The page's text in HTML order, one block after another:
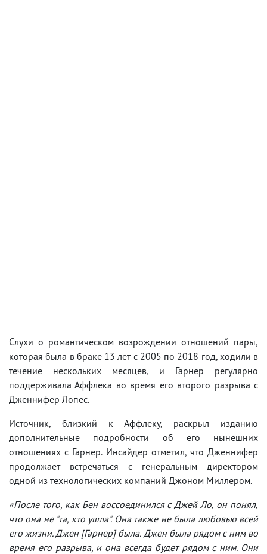
Слухи о романтическом возрождении отношений пары,
которая была в браке 13 лет с 2005 по 2018 год, ходили в
течение нескольких месяцев, и Гарнер регулярно
поддерживала Аффлека во время его второго разрыва с
Дженнифер Лопес.
Источник, близкий к Аффлеку, раскрыл изданию
дополнительные подробности об его нынешних
отношениях с Гарнер. Инсайдер отметил, что Дженнифер
продолжает встречаться с генеральным директором
одной из технологических компаний Джоном Миллером.
«После того, как Бен воссоединился с Джей Ло, он понял,
что она не "та, кто ушла". Она также не была любовью всей
его жизни. Джен [Гарнер] была. Джен была рядом с ним во
время его разрыва, и она всегда будет рядом с ним. Они